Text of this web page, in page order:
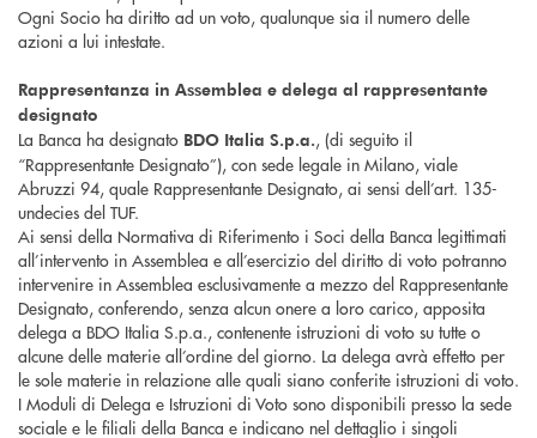
Ogni Socio ha diritto ad un voto, qualunque sia il numero delle
azioni a lui intestate.
Rappresentanza in Assemblea e delega al rappresentante
designato
La Banca ha designato BDO Italia S.p.a., (di seguito il
“Rappresentante Designato”), con sede legale in Milano, viale
Abruzzi 94, quale Rappresentante Designato, ai sensi dell’art. 135-
undecies del TUF.
Ai sensi della Normativa di Riferimento i Soci della Banca legittimati
all’intervento in Assemblea e all’esercizio del diritto di voto potranno
intervenire in Assemblea esclusivamente a mezzo del Rappresentante
Designato, conferendo, senza alcun onere a loro carico, apposita
delega a BDO Italia S.p.a., contenente istruzioni di voto su tutte o
alcune delle materie all’ordine del giorno. La delega avrà effetto per
le sole materie in relazione alle quali siano conferite istruzioni di voto.
I Moduli di Delega e Istruzioni di Voto sono disponibili presso la sede
sociale e le filiali della Banca e indicano nel dettaglio i singoli